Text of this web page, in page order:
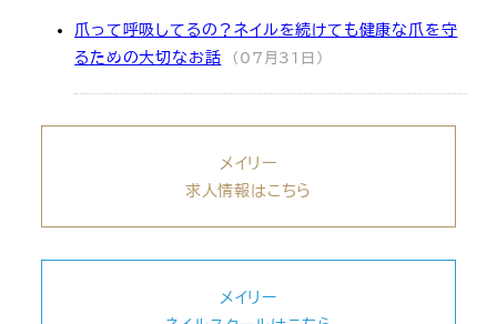
爪って呼吸してるの？ネイルを続けても健康な爪を守
るための大切なお話
(07月31日)
メイリー
求人情報はこちら
メイリー